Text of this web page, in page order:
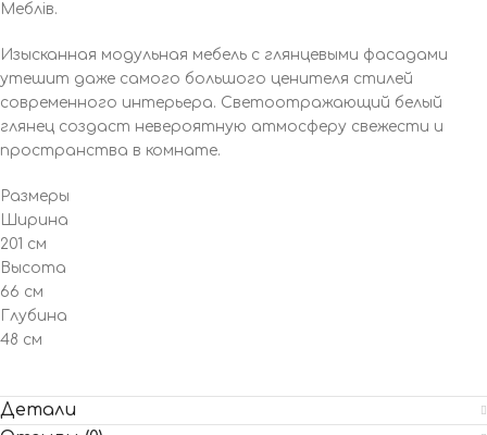
Меблів.
Изысканная модульная мебель с глянцевыми фасадами
утешит даже самого большого ценителя стилей
современного интерьера. Светоотражающий белый
глянец создаст невероятную атмосферу свежести и
пространства в комнате.
Размеры
Ширина
201 см
Высота
66 см
Глубина
48 см
Детали